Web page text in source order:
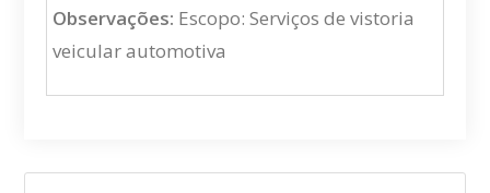
Observações: Escopo: Serviços de vistoria
veicular automotiva